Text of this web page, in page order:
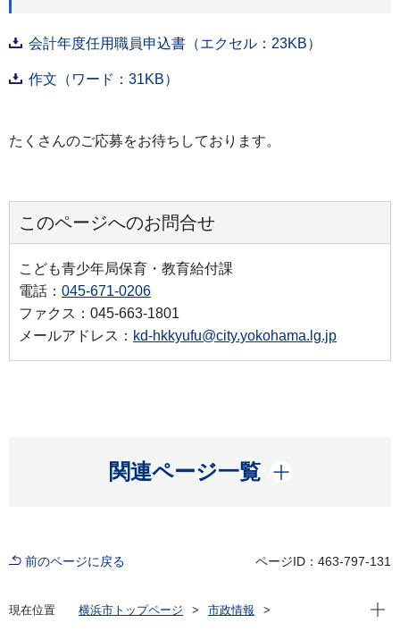
会計年度任用職員申込書（エクセル：23KB）
作文（ワード：31KB）
たくさんのご応募をお待ちしております。
このページへのお問合せ
こども青少年局保育・教育給付課
電話： 045-671-0206
ファクス：045-663-1801
メールアドレス： kd-hkkyufu@city.yokohama.lg.jp
関連ページ一覧
開く
前のページに戻る ページID：463-797-131
現在位置 横浜市トップページ
市政情報
現在